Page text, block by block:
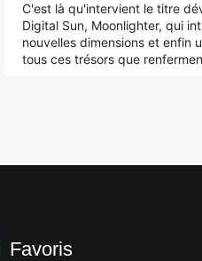
C'est là qu'intervient le titre
Digital Sun, Moonlighter, qui
nouvelles dimensions et enfin
tous ces trésors que
Favoris